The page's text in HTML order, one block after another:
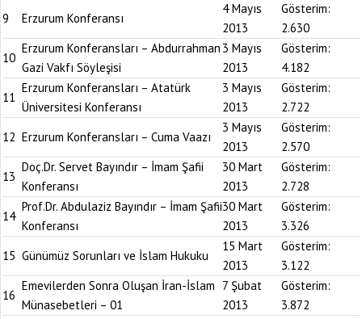
9
Erzurum Konferansı
4 Mayıs
2013
Gösterim:
2.630
10
Erzurum Konferansları – Abdurrahman
Gazi Vakfı Söyleşisi
3 Mayıs
2013
Gösterim:
4.182
11
Erzurum Konferansları – Atatürk
Üniversitesi Konferansı
3 Mayıs
2013
Gösterim:
2.722
12 Erzurum Konferansları – Cuma Vaazı
3 Mayıs
2013
Gösterim:
2.570
13
Doç.Dr. Servet Bayındır – İmam Şafii
Konferansı
30 Mart
2013
Gösterim:
2.728
14
Prof.Dr. Abdulaziz Bayındır – İmam Şafii
Konferansı
30 Mart
2013
Gösterim:
3.326
15 Günümüz Sorunları ve İslam Hukuku
15 Mart
2013
Gösterim:
3.122
16
Emevilerden Sonra Oluşan İran-İslam
Münasebetleri – 01
7 Şubat
2013
Gösterim:
3.872